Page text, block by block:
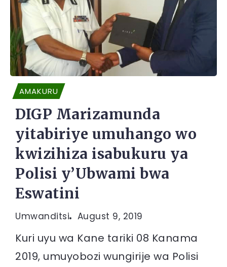
AMAKURU
DIGP Marizamunda
yitabiriye umuhango wo
kwizihiza isabukuru ya
Polisi y’Ubwami bwa
Eswatini
Umwanditsi August 9, 2019
Kuri uyu wa Kane tariki 08 Kanama
2019, umuyobozi wungirije wa Polisi